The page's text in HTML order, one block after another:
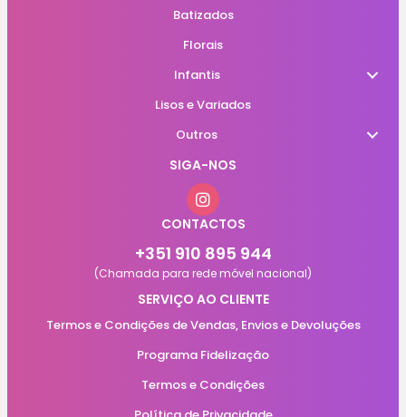
Batizados
Florais
Infantis
Lisos e Variados
Outros
SIGA-NOS
CONTACTOS
+351 910 895 944
(Chamada para rede móvel nacional)
SERVIÇO AO CLIENTE
Termos e Condições de Vendas, Envios e Devoluções
Programa Fidelização
Termos e Condições